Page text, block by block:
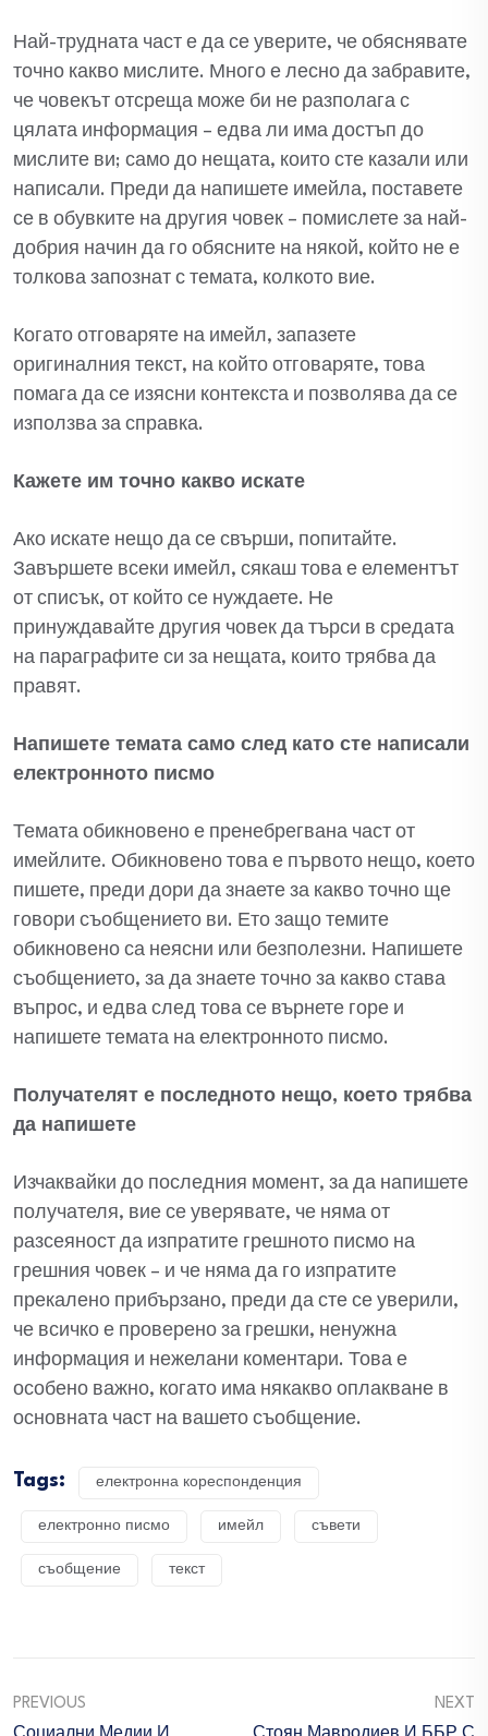
Най-трудната част е да се уверите, че обяснявате
точно какво мислите. Много е лесно да забравите,
че човекът отсреща може би не разполага с
цялата информация – едва ли има достъп до
мислите ви; само до нещата, които сте казали или
написали. Преди да напишете имейла, поставете
се в обувките на другия човек – помислете за най-
добрия начин да го обясните на някой, който не е
толкова запознат с темата, колкото вие.
Когато отговаряте на имейл, запазете
оригиналния текст, на който отговаряте, това
помага да се изясни контекста и позволява да се
използва за справка.
Кажете им точно какво искате
Ако искате нещо да се свърши, попитайте.
Завършете всеки имейл, сякаш това е елементът
от списък, от който се нуждаете. Не
принуждавайте другия човек да търси в средата
на параграфите си за нещата, които трябва да
правят.
Напишете темата само след като сте написали
електронното писмо
Темата обикновено е пренебрегвана част от
имейлите. Обикновено това е първото нещо, което
пишете, преди дори да знаете за какво точно ще
говори съобщението ви. Ето защо темите
обикновено са неясни или безполезни. Напишете
съобщението, за да знаете точно за какво става
въпрос, и едва след това се върнете горе и
напишете темата на електронното писмо.
Получателят е последното нещо, което трябва
да напишете
Изчаквайки до последния момент, за да напишете
получателя, вие се уверявате, че няма от
разсеяност да изпратите грешното писмо на
грешния човек – и че няма да го изпратите
прекалено прибързано, преди да сте се уверили,
че всичко е проверено за грешки, ненужна
информация и нежелани коментари. Това е
особено важно, когато има някакво оплакване в
основната част на вашето съобщение.
Tags: електронна кореспонденция
електронно писмо имейл съвети
съобщение текст
PREVIOUS
NEXT